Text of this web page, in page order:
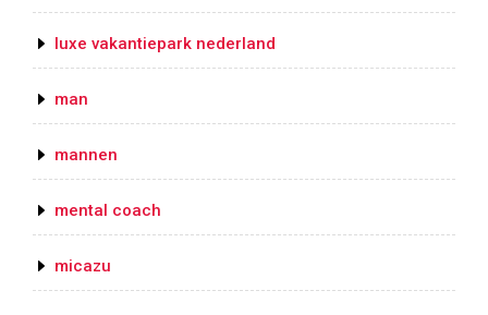
luxe vakantiepark nederland
man
mannen
mental coach
micazu